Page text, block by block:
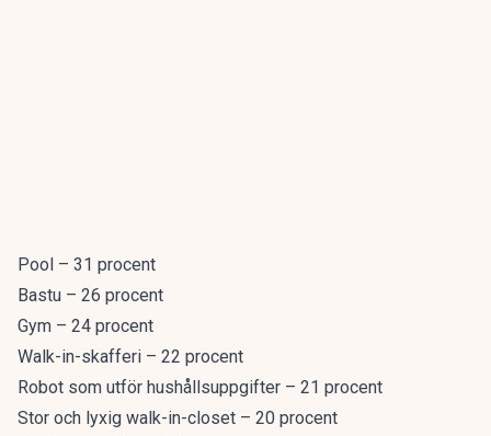
Pool – 31 procent
Bastu – 26 procent
Gym – 24 procent
Walk-in-skafferi – 22 procent
Robot som utför hushållsuppgifter – 21 procent
Stor och lyxig walk-in-closet – 20 procent